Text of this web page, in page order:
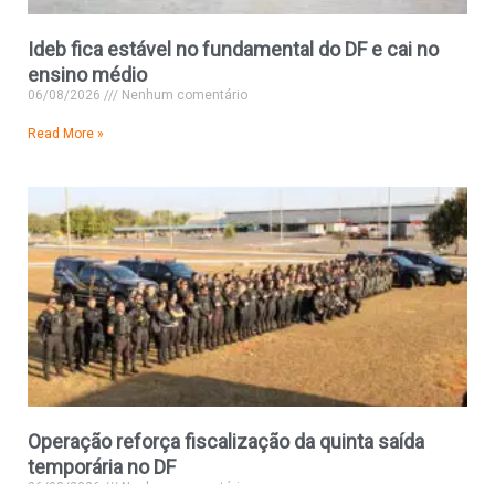
Ideb fica estável no fundamental do DF e cai no
ensino médio
06/08/2026 Nenhum comentário
Read More »
Operação reforça fiscalização da quinta saída
temporária no DF